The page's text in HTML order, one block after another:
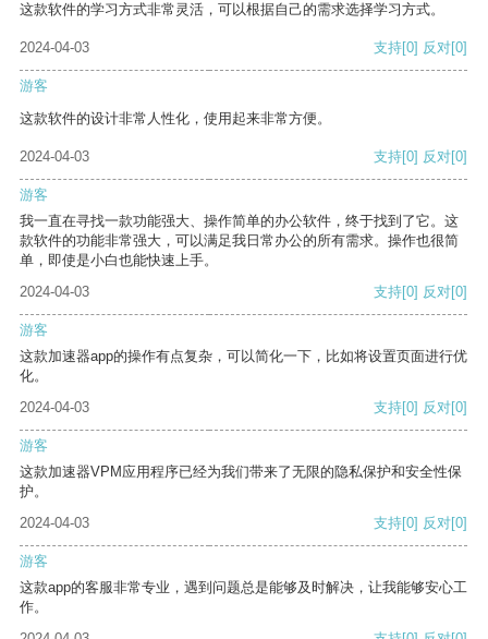
这款软件的学习方式非常灵活，可以根据自己的需求选择学习方式。
2024-04-03 支持[0] 反对[0]
游客
这款软件的设计非常人性化，使用起来非常方便。
2024-04-03 支持[0] 反对[0]
游客
我一直在寻找一款功能强大、操作简单的办公软件，终于找到了它。这
款软件的功能非常强大，可以满足我日常办公的所有需求。操作也很简
单，即使是小白也能快速上手。
2024-04-03
支持[0] 反对[0]
游客
这款加速器app的操作有点复杂，可以简化一下，比如将设置页面进行优
化。
2024-04-03
支持[0] 反对[0]
游客
这款加速器VPM应用程序已经为我们带来了无限的隐私保护和安全性保
护。
2024-04-03
支持[0] 反对[0]
游客
这款app的客服非常专业，遇到问题总是能够及时解决，让我能够安心工
作。